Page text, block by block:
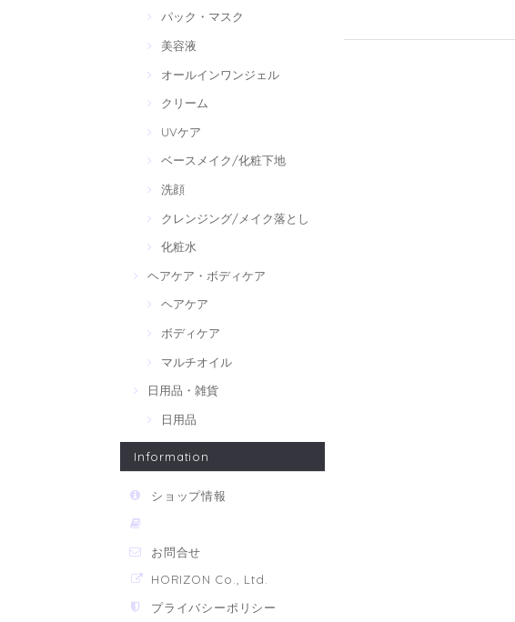
パック・マスク
美容液
オールインワンジェル
クリーム
UVケア
ベースメイク/化粧下地
洗顔
クレンジング/メイク落とし
化粧水
ヘアケア・ボディケア
ヘアケア
ボディケア
マルチオイル
日用品・雑貨
日用品
Information
ショップ情報
お問合せ
HORIZON Co., Ltd.
プライバシーポリシー